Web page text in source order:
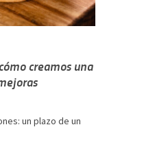
creamos una
un plazo de un